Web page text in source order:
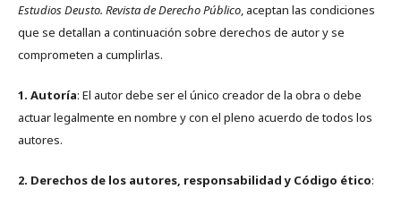
Estudios Deusto. Revista de Derecho Público, aceptan las condiciones
que se detallan a continuación sobre derechos de autor y se
comprometen a cumplirlas.
1. Autoría: El autor debe ser el único creador de la obra o debe
actuar legalmente en nombre y con el pleno acuerdo de todos los
autores.
2. Derechos de los autores, responsabilidad y Código ético: